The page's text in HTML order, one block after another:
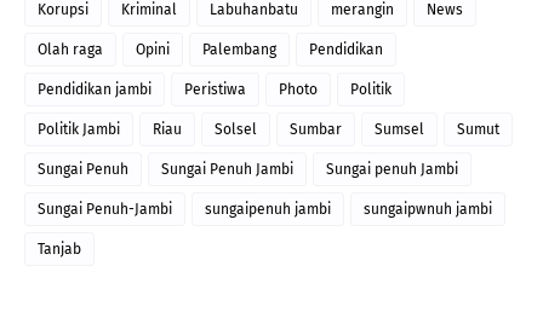
Korupsi Kriminal Labuhanbatu merangin News
Olah raga Opini Palembang Pendidikan
Pendidikan jambi Peristiwa Photo Politik
Politik Jambi Riau Solsel Sumbar Sumsel Sumut
Sungai Penuh Sungai Penuh Jambi Sungai penuh Jambi
Sungai Penuh-Jambi sungaipenuh jambi sungaipwnuh jambi
Tanjab